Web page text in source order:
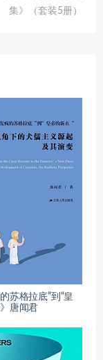
集》（套装5册）
的苏格拉底”到“皇
唐闻君